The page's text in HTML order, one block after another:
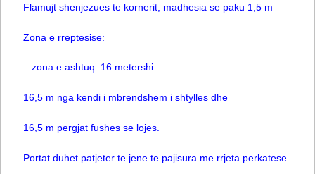
Flamujt shenjezues te kornerit; madhesia se paku 1,5 m
Zona e rreptesise:
– zona e ashtuq. 16 metershi:
16,5 m nga kendi i mbrendshem i shtylles dhe
16,5 m pergjat fushes se lojes.
Portat duhet patjeter te jene te pajisura me rrjeta perkatese.